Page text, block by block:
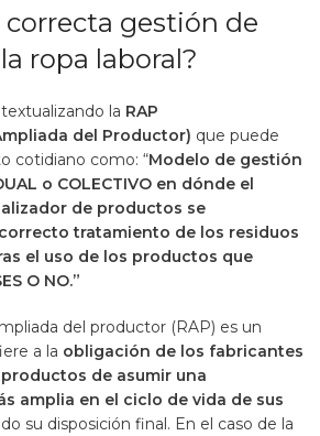
correcta gestión de
ropa laboral?
la RAP
del Productor) que puede
cotidiano como: “Modelo de gestión
o COLECTIVO en dónde el
de productos se
tratamiento de los residuos
el uso de los productos que
O NO.”
del productor (RAP) es un
a la obligación de los fabricantes
de asumir una
amplia en el ciclo de vida de sus
su disposición final. En el caso de la